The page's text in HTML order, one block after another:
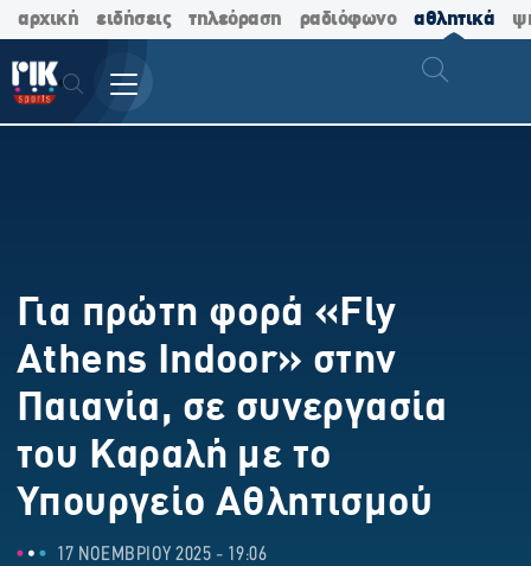
αρχική ειδήσεις τηλεόραση ραδιόφωνο αθλητικά
Για πρώτη φορά «Fly
Athens Indoor» στην
Παιανία, σε συνεργασία
του Καραλή με το
Υπουργείο Αθλητισμού
17 ΝΟΕΜΒΡΙΟΥ 2025 - 19:06